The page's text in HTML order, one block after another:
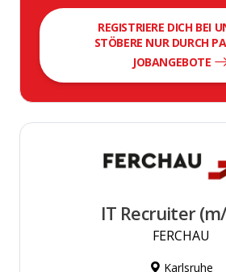
REGISTRIERE DICH BEI
STÖBERE NUR DURCH
JOBANGEBOTE
IT Recruiter
FERCHAU
Karlsruhe